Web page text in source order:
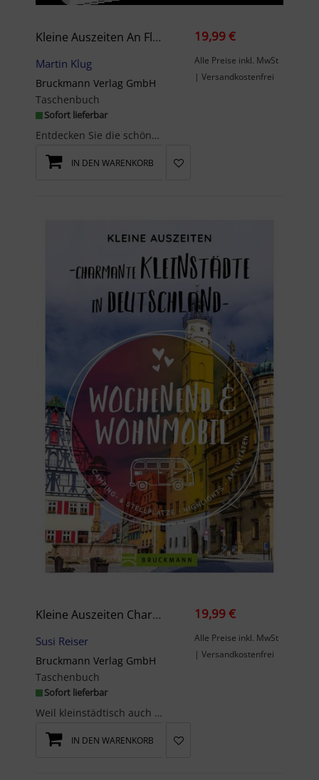
Kleine Auszeiten An Flüssen & Seen In Deutschland
Martin Klug
Bruckmann Verlag GmbH
Taschenbuch
Sofort lieferbar
Entdecken Sie die schönsten Wohnmobilziele an Deutschlands Flüssen und Seen und genießen Sie unve...
19,99 €
Alle Preise inkl. MwSt
| Versandkostenfrei
IN DEN WARENKORB
Kleine Auszeiten Charmante Kleinstädte In Deutschland
Susi Reiser
Bruckmann Verlag GmbH
Taschenbuch
Sofort lieferbar
Weil kleinstädtisch auch ganz großartig sein kann!Entdecken Sie atemberaubende Landschaft...
19,99 €
Alle Preise inkl. MwSt
| Versandkostenfrei
IN DEN WARENKORB